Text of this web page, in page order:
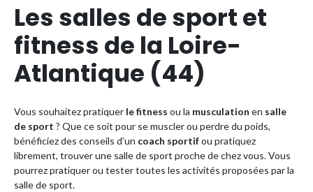
Les salles de sport et
fitness de la Loire-
Atlantique (44)
Vous souhaitez pratiquer le fitness ou la musculation en salle
de sport ? Que ce soit pour se muscler ou perdre du poids,
bénéficiez des conseils d’un coach sportifou pratiquez
librement, trouver une salle de sport proche de chez vous. Vous
pourrez pratiquer ou tester toutes les activités proposées par la
salle de sport.